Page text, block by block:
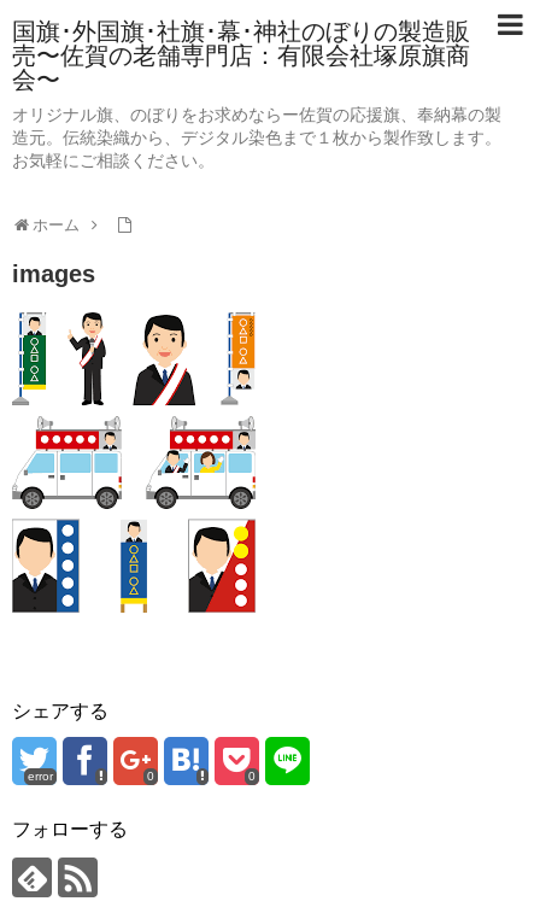
国旗･外国旗･社旗･幕･神社のぼりの製造販
売〜佐賀の老舗専門店：有限会社塚原旗商
会〜
オリジナル旗、のぼりをお求めならー佐賀の応援旗、奉納幕の製
造元。伝統染織から、デジタル染色まで１枚から製作致します。
お気軽にご相談ください。
ホーム
images
シェアする
error 0 0
フォローする